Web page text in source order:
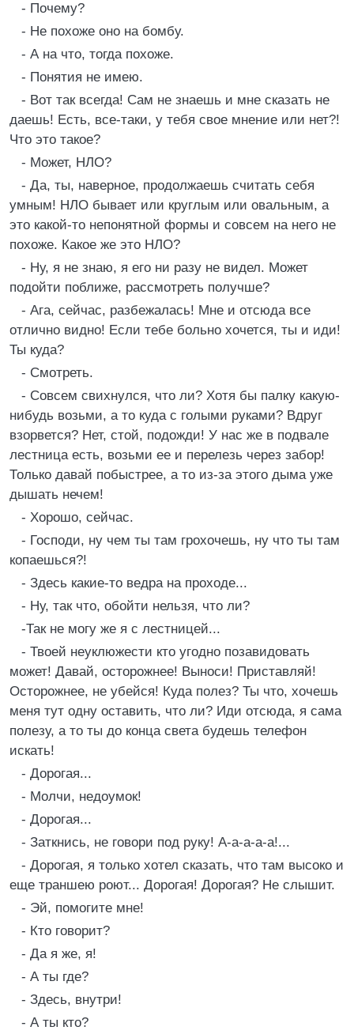
- Почему?
- Не похоже оно на бомбу.
- А на что, тогда похоже.
- Понятия не имею.
- Вот так всегда! Сам не знаешь и мне сказать не
даешь! Есть, все-таки, у тебя свое мнение или нет?!
Что это такое?
- Может, НЛО?
- Да, ты, наверное, продолжаешь считать себя
умным! НЛО бывает или круглым или овальным, а
это какой-то непонятной формы и совсем на него не
похоже. Какое же это НЛО?
- Ну, я не знаю, я его ни разу не видел. Может
подойти поближе, рассмотреть получше?
- Ага, сейчас, разбежалась! Мне и отсюда все
отлично видно! Если тебе больно хочется, ты и иди!
Ты куда?
- Смотреть.
- Совсем свихнулся, что ли? Хотя бы палку какую-
нибудь возьми, а то куда с голыми руками? Вдруг
взорвется? Нет, стой, подожди! У нас же в подвале
лестница есть, возьми ее и перелезь через забор!
Только давай побыстрее, а то из-за этого дыма уже
дышать нечем!
- Хорошо, сейчас.
- Господи, ну чем ты там грохочешь, ну что ты там
копаешься?!
- Здесь какие-то ведра на проходе...
- Ну, так что, обойти нельзя, что ли?
-Так не могу же я с лестницей...
- Твоей неуклюжести кто угодно позавидовать
может! Давай, осторожнее! Выноси! Приставляй!
Осторожнее, не убейся! Куда полез? Ты что, хочешь
меня тут одну оставить, что ли? Иди отсюда, я сама
полезу, а то ты до конца света будешь телефон
искать!
- Дорогая...
- Молчи, недоумок!
- Дорогая...
- Заткнись, не говори под руку! А-а-а-а-а!...
- Дорогая, я только хотел сказать, что там высоко и
еще траншею роют... Дорогая! Дорогая? Не слышит.
- Эй, помогите мне!
- Кто говорит?
- Да я же, я!
- А ты где?
- Здесь, внутри!
- А ты кто?